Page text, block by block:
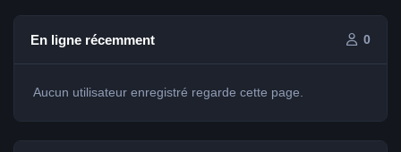
En ligne récemment 0
Aucun utilisateur enregistré regarde cette page.